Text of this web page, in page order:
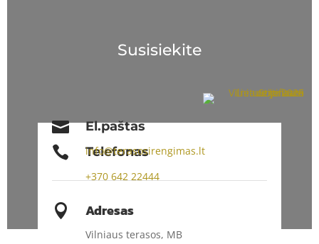
Susisiekite
 Telefonas
+370642 22444
 El.paštas
info@terasosirengimas.lt
 Adresas
Vilniaus terasos, MB